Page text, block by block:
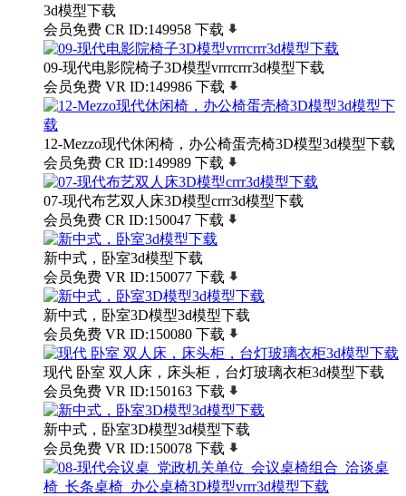
3d模型下载
会员免费 CR ID:149958 下载
09-现代电影院椅子3D模型vrrrcrrr3d模型下载
会员免费 VR ID:149986 下载
12-Mezzo现代休闲椅，办公椅蛋壳椅3D模型3d模型下载
会员免费 CR ID:149989 下载
07-现代布艺双人床3D模型crrr3d模型下载
会员免费 CR ID:150047 下载
新中式，卧室3d模型下载
会员免费 VR ID:150077 下载
新中式，卧室3D模型3d模型下载
会员免费 VR ID:150080 下载
现代 卧室 双人床，床头柜，台灯玻璃衣柜3d模型下载
会员免费 VR ID:150163 下载
新中式，卧室3D模型3d模型下载
会员免费 VR ID:150078 下载